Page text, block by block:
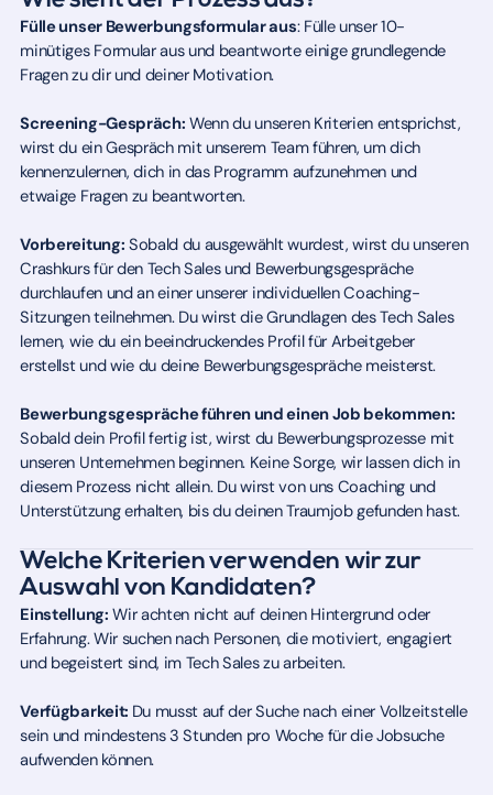
Fülle unser Bewerbungsformular aus: Fülle unser 10-
minütiges Formular aus und beantworte einige grundlegende
Fragen zu dir und deiner Motivation.
Screening-Gespräch: Wenn du unseren Kriterien entsprichst,
wirst du ein Gespräch mit unserem Team führen, um dich
kennenzulernen, dich in das Programm aufzunehmen und
etwaige Fragen zu beantworten.
Vorbereitung: Sobald du ausgewählt wurdest, wirst du unseren
Crashkurs für den Tech Sales und Bewerbungsgespräche
durchlaufen und an einer unserer individuellen Coaching-
Sitzungen teilnehmen. Du wirst die Grundlagen des Tech Sales
lernen, wie du ein beeindruckendes Profil für Arbeitgeber
erstellst und wie du deine Bewerbungsgespräche meisterst.
Bewerbungsgespräche führen und einen Job bekommen:
Sobald dein Profil fertig ist, wirst du Bewerbungsprozesse mit
unseren Unternehmen beginnen. Keine Sorge, wir lassen dich in
diesem Prozess nicht allein. Du wirst von uns Coaching und
Unterstützung erhalten, bis du deinen Traumjob gefunden hast.
Welche Kriterien verwenden wir zur
Auswahl von Kandidaten?
Einstellung: Wir achten nicht auf deinen Hintergrund oder
Erfahrung. Wir suchen nach Personen, die motiviert, engagiert
und begeistert sind, im Tech Sales zu arbeiten.
Verfügbarkeit: Du musst auf der Suche nach einer Vollzeitstelle
sein und mindestens 3 Stunden pro Woche für die Jobsuche
aufwenden können.